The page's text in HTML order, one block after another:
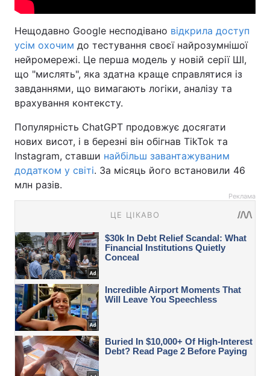
Нещодавно Google несподівано відкрила доступ
усім охочим до тестування своєї найрозумнішої
нейромережі. Це перша модель у новій серії ШІ,
що "мислять", яка здатна краще справлятися із
завданнями, що вимагають логіки, аналізу та
врахування контексту.
Популярність ChatGPT продовжує досягати
нових висот, і в березні він обігнав TikTok та
Instagram, ставши найбільш завантажуваним
додатком у світі. За місяць його встановили 46
млн разів.
Реклама